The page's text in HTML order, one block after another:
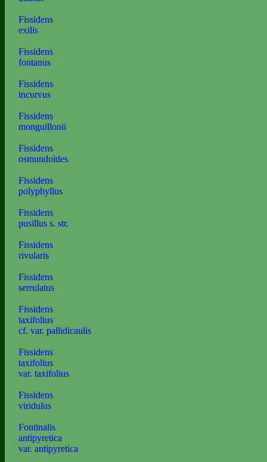
Fissidens
exilis
Fissidens
fontanus
Fissidens
incurvus
Fissidens
monguillonii
Fissidens
osmundoides
Fissidens
polyphyllus
Fissidens
pusillus s. str.
Fissidens
rivularis
Fissidens
serrulatus
Fissidens
taxifolius
cf. var. pallidicaulis
Fissidens
taxifolius
var. taxifolius
Fissidens
viridulus
Fontinalis
antipyretica
var. antipyretica